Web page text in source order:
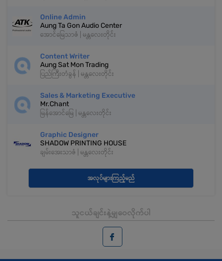
Online Admin
Aung Ta Gon Audio Center
အောင်မြေသာဇံ | မန္တလေးတိုင်း
Content Writer
Aung Sat Mon Trading
ပြည်ကြီးတံခွန် | မန္တလေးတိုင်း
Sales & Marketing Executive
Mr.Chant
မြန်အောင်မြေ | မန္တလေးတိုင်း
Graphic Designer
SHADOW PRINTING HOUSE
ချမ်းအေးသာဇံ | မန္တလေးတိုင်း
အလုပ်များကြည့်မည်
သူငယ်ချင်းနဲ့မျှဝေလိုက်ပါ